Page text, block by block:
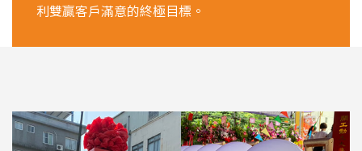
利雙贏客戶滿意的終極目標。